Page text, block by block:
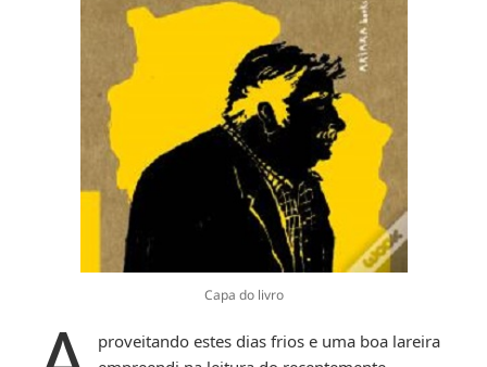
Capa do livro
proveitando estes dias frios e uma boa lareira